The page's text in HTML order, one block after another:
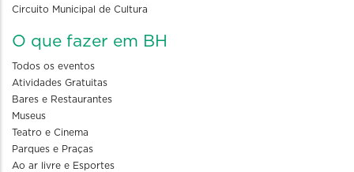
Circuito Municipal de Cultura
O que fazer em BH
Todos os eventos
Atividades Gratuitas
Bares e Restaurantes
Museus
Teatro e Cinema
Parques e Praças
Ao ar livre e Esportes